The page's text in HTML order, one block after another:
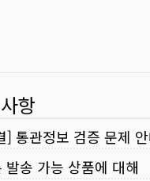
항
] 통관정보 검증 문제
발송 가능 상품에 대해